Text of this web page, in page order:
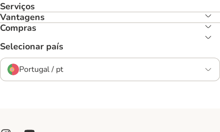
Serviços
Vantagens
Compras
Selecionar país
Portugal / pt